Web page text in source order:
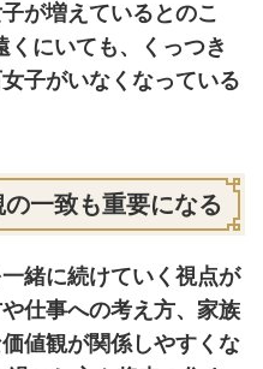
が増えているとのこ
くにいても、くっつき
子がいなくなっている
一致も重要になる
緒に続けていく視点が
仕事への考え方、家族
値観が関係しやすくな